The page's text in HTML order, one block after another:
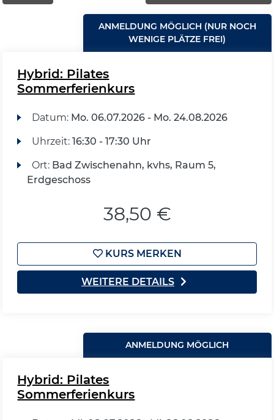
ANMELDUNG MÖGLICH (NUR NOCH
WENIGE PLÄTZE FREI)
Hybrid: Pilates
Sommerferienkurs
Datum: Mo. 06.07.2026 - Mo. 24.08.2026
Uhrzeit: 16:30 - 17:30 Uhr
Ort: Bad Zwischenahn, kvhs, Raum 5,
Erdgeschoss
38,50 €
KURS MERKEN
WEITERE DETAILS
ANMELDUNG MÖGLICH
Hybrid: Pilates
Sommerferienkurs